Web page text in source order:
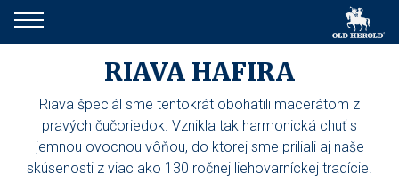
RIAVA HAFIRA
Riava špeciál sme tentokrát obohatili macerátom z
pravých čučoriedok. Vznikla tak harmonická chuť s
jemnou ovocnou vôňou, do ktorej sme priliali aj naše
skúsenosti z viac ako 130 ročnej liehovarníckej tradície.